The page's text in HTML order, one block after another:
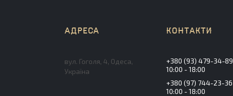
вул. Гоголя, 4, Одеса,
Україна
+380 (93) 479-34-89
10:00 - 18:00
+380 (97) 744-23-36
10:00 - 18:00